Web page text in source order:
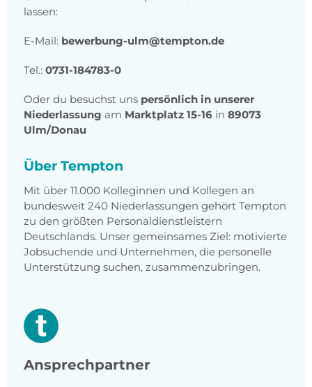
lassen:
E-Mail: bewerbung-ulm@tempton.de
Tel.: 0731-184783-0
Oder du besuchst uns persönlich in unserer
Niederlassung am Marktplatz 15-16 in 89073
Ulm/Donau
Über Tempton
Mit über 11.000 Kolleginnen und Kollegen an
bundesweit 240 Niederlassungen gehört Tempton
zu den größten Personaldienstleistern
Deutschlands. Unser gemeinsames Ziel: motivierte
Jobsuchende und Unternehmen, die personelle
Unterstützung suchen, zusammenzubringen.
Ansprechpartner